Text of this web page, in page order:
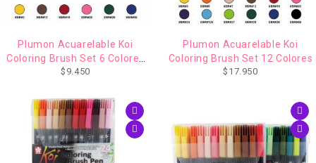
Plumon Acuarelable Koi
Coloring Brush Set 6 Colores
Basicos
$ 9.450
Plumon Acuarelable Koi
Coloring Brush Set 12 Colores
$ 17.950